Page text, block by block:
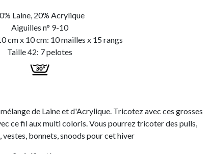
Laine, 20% Acrylique
Aiguilles n° 9-10
cm x 10 cm: 10 mailles x 15 rangs
Taille 42: 7 pelotes
de Laine et d'Acrylique. Tricotez avec ces grosses
ce fil aux multi coloris. Vous pourrez tricoter des pulls,
vestes, bonnets, snoods pour cet hiver